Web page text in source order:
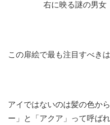
右に映る謎の男女
この扉絵で最も注目すべき
アイではないのは髪の色か
ー」と「アクア」って呼ば